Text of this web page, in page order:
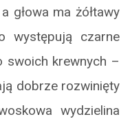
głowa ma żółtawy
występują czarne
swoich krewnych –
dobrze rozwinięty
wydzielina